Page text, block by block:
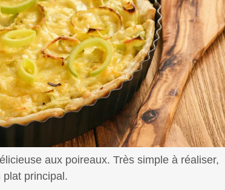
aux poireaux. Très simple à réaliser,
principal.